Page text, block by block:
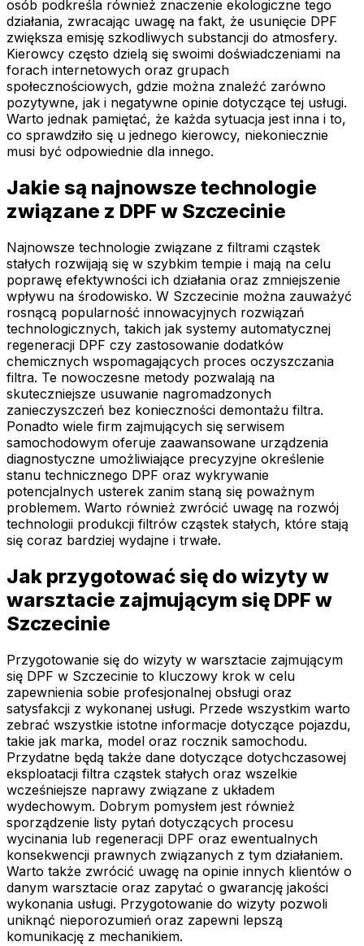
osób podkreśla również znaczenie ekologiczne tego
działania, zwracając uwagę na fakt, że usunięcie DPF
zwiększa emisję szkodliwych substancji do atmosfery.
Kierowcy często dzielą się swoimi doświadczeniami na
forach internetowych oraz grupach
społecznościowych, gdzie można znaleźć zarówno
pozytywne, jak i negatywne opinie dotyczące tej usługi.
Warto jednak pamiętać, że każda sytuacja jest inna i to,
co sprawdziło się u jednego kierowcy, niekoniecznie
musi być odpowiednie dla innego.
Jakie są najnowsze technologie
związane z DPF w Szczecinie
Najnowsze technologie związane z filtrami cząstek
stałych rozwijają się w szybkim tempie i mają na celu
poprawę efektywności ich działania oraz zmniejszenie
wpływu na środowisko. W Szczecinie można zauważyć
rosnącą popularność innowacyjnych rozwiązań
technologicznych, takich jak systemy automatycznej
regeneracji DPF czy zastosowanie dodatków
chemicznych wspomagających proces oczyszczania
filtra. Te nowoczesne metody pozwalają na
skuteczniejsze usuwanie nagromadzonych
zanieczyszczeń bez konieczności demontażu filtra.
Ponadto wiele firm zajmujących się serwisem
samochodowym oferuje zaawansowane urządzenia
diagnostyczne umożliwiające precyzyjne określenie
stanu technicznego DPF oraz wykrywanie
potencjalnych usterek zanim staną się poważnym
problemem. Warto również zwrócić uwagę na rozwój
technologii produkcji filtrów cząstek stałych, które stają
się coraz bardziej wydajne i trwałe.
Jak przygotować się do wizyty w
warsztacie zajmującym się DPF w
Szczecinie
Przygotowanie się do wizyty w warsztacie zajmującym
się DPF w Szczecinie to kluczowy krok w celu
zapewnienia sobie profesjonalnej obsługi oraz
satysfakcji z wykonanej usługi. Przede wszystkim warto
zebrać wszystkie istotne informacje dotyczące pojazdu,
takie jak marka, model oraz rocznik samochodu.
Przydatne będą także dane dotyczące dotychczasowej
eksploatacji filtra cząstek stałych oraz wszelkie
wcześniejsze naprawy związane z układem
wydechowym. Dobrym pomysłem jest również
sporządzenie listy pytań dotyczących procesu
wycinania lub regeneracji DPF oraz ewentualnych
konsekwencji prawnych związanych z tym działaniem.
Warto także zwrócić uwagę na opinie innych klientów o
danym warsztacie oraz zapytać o gwarancję jakości
wykonania usługi. Przygotowanie do wizyty pozwoli
uniknąć nieporozumień oraz zapewni lepszą
komunikację z mechanikiem.